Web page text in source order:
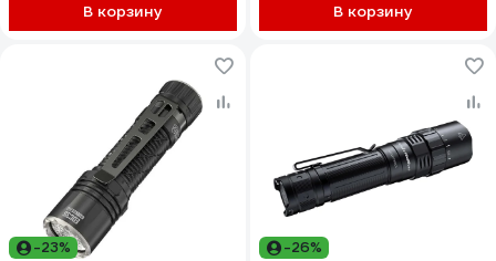
В корзину
В корзину
-23% -26%